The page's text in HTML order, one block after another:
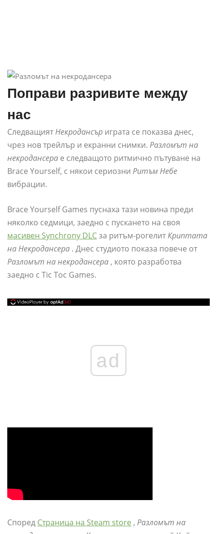
Поправи разривите между
нас
СледващиятНекродансър играта се показва днес,
чрез нов трейлър и екранни снимки. Разломът на
некродансера е следващото ритмично пътуване на
Brace Yourself, с някои сериозни Ритъм Небе
вибрации.
Brace Yourself Games пуснаха тази новина преди
няколко седмици, заедно с пускането на своя
масивен Synchrony DLCза ритъм-рогелитКриптата
на Некродансера . Днес студиото показа повече от
Разломът на некродансера , която разработва
заедно с Tic Toc Games.
ad
Според Страница на Steam store , Разломът на